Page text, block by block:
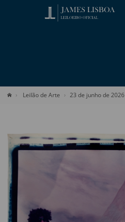
Leilão de Arte 23 de junho de 2026